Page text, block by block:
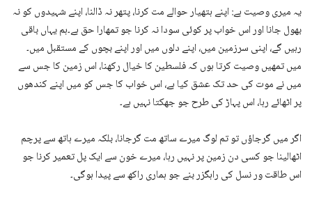
یہ میری وصیت ہے: اپنے ہتھیار حوالے مت کرنا، پتھر نہ ڈالنا، اپنے شہیدوں کو نہ
بھول جانا اور اس خواب پر کوئی سودا نہ کرنا جو تمھارا حق ہے۔ہم یہاں باقی
رہیں گے، اپنی سرزمین میں، اپنے دلوں میں اور اپنے بچوں کے مستقبل میں۔
میں تمھیں وصیت کرتا ہوں کہ فلسطین کا خیال رکھنا، اس زمین کا جس سے
میں نے موت کی حد تک عشق کیا ہے، اس خواب کا جس کو میں اپنے کندھوں
پر اٹھائے رہا، اس پہاڑ کی طرح جو جھکتا نہیں ہے۔
اگر میں گرجاؤں تو تم لوگ میرے ساتھ مت گرجانا، بلکہ میرے ہاتھ سے پرچم
اٹھالینا جو کسی دن زمین پر نہیں رہا، میرے خون سے ایک پل تعمیر کرنا جو
اس طاقت ور نسل کی راہگزر بنے جو ہماری راکھ سے پیدا ہوگی۔